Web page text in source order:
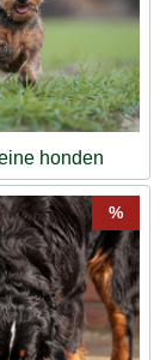
honden
%